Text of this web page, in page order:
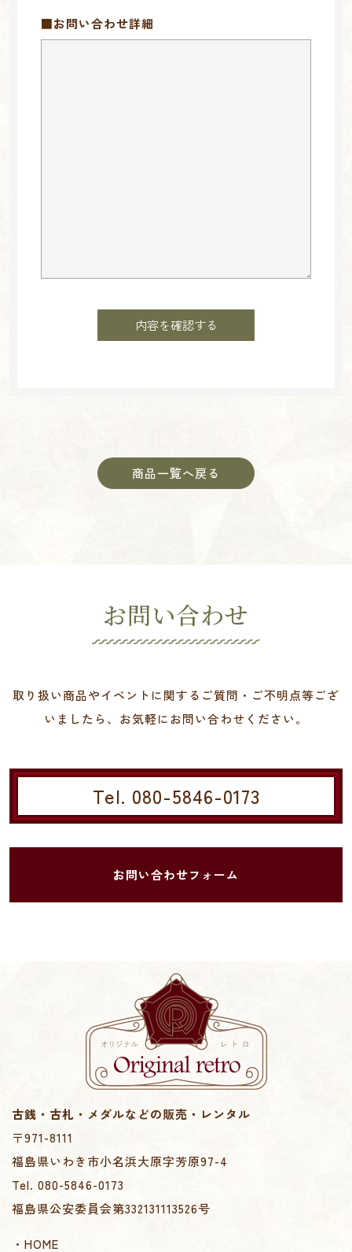
■お問い合わせ詳細
商品一覧へ戻る
お問い合わせ
取り扱い商品やイベントに関するご質問・ご不明点等ござ
いましたら、お気軽にお問い合わせください。
Tel. 080-5846-0173
お問い合わせフォーム
古銭・古札・メダルなどの販売・レンタル
〒971-8111
福島県いわき市小名浜大原字芳原97-4
Tel. 080-5846-0173
福島県公安委員会第332131113526号
・HOME